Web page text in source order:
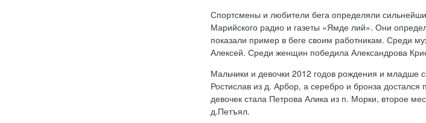
Спортсмены и любители бега определяли
Марийского радио и газеты «Ямде лий». Они
показали пример в беге своим работникам. Среди
Алексей. Среди женщин победила Александрова
Мальчики и девочки 2012 годов рождения и младше
Ростислав из д. Арбор, а серебро и бронза
девочек стала Петрова Алика из п. Морки, второе
д.Петъял.